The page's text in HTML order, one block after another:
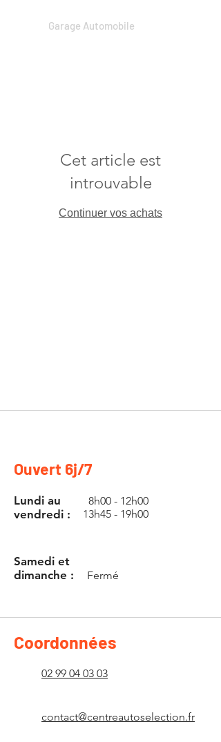
Garage Automobile
Cet article est
introuvable
Continuer vos achats
Ouvert 6j/7
Lundi au
vendredi :
8h00 - 12h00
13h45 - 19h00
Samedi et
dimanche :
Fermé
Coordonnées
02 99 04 03 03
contact@centreautoselection.fr